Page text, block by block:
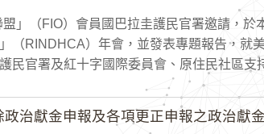
」（FIO）會員國巴拉圭護民官署邀請，
（RINDHCA）年會，並發表專題報告，就
民官署及紅十字國際委員會、原住民社區支
治獻金申報及各項更正申報之政治獻